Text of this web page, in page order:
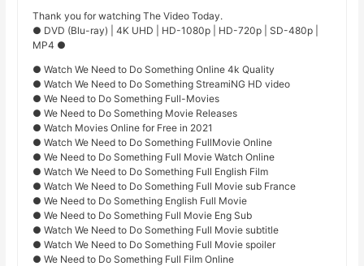
Thank you for watching The Video Today.
● DVD (Blu-ray) | 4K UHD | HD-1080p | HD-720p | SD-480p |
MP4 ●
● Watch We Need to Do Something Online 4k Quality
● Watch We Need to Do Something StreamiNG HD video
● We Need to Do Something Full-Movies
● We Need to Do Something Movie Releases
● Watch Movies Online for Free in 2021
● Watch We Need to Do Something FullMovie Online
● We Need to Do Something Full Movie Watch Online
● Watch We Need to Do Something Full English Film
● Watch We Need to Do Something Full Movie sub France
● We Need to Do Something English Full Movie
● We Need to Do Something Full Movie Eng Sub
● Watch We Need to Do Something Full Movie subtitle
● Watch We Need to Do Something Full Movie spoiler
● We Need to Do Something Full Film Online